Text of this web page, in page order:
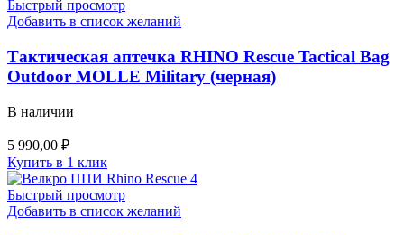
Быстрый просмотр
Добавить в список желаний
Тактическая аптечка RHINO Rescue Tactical Bag
Outdoor MOLLE Military (черная)
В наличии
5 990,00 ₽
Купить в 1 клик
Быстрый просмотр
Добавить в список желаний